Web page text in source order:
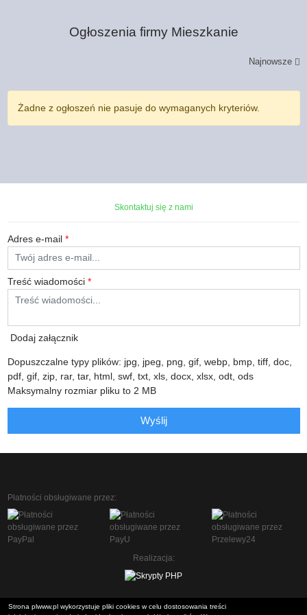
Ogłoszenia firmy Mieszkanie
Najnowsze
Żadne z ogłoszeń nie pasuje do wymaganych kryteriów.
Skontaktuj się z nami
Adres e-mail *
Treść wiadomości *
Dodaj załącznik
Dopuszczalne typy plików: jpg, jpeg, png, gif, webp, bmp, tiff, doc,
pdf, gif, zip, rar, tar, html, swf, txt, xls, docx, xlsx, odt, ods
Maksymalny rozmiar pliku to 2 MB
Wyślij
Płatności obsługiwane przez:
Realizacja:
Strona plwww.pl wykorzystuje pliki cookies w celu dostosowania treści